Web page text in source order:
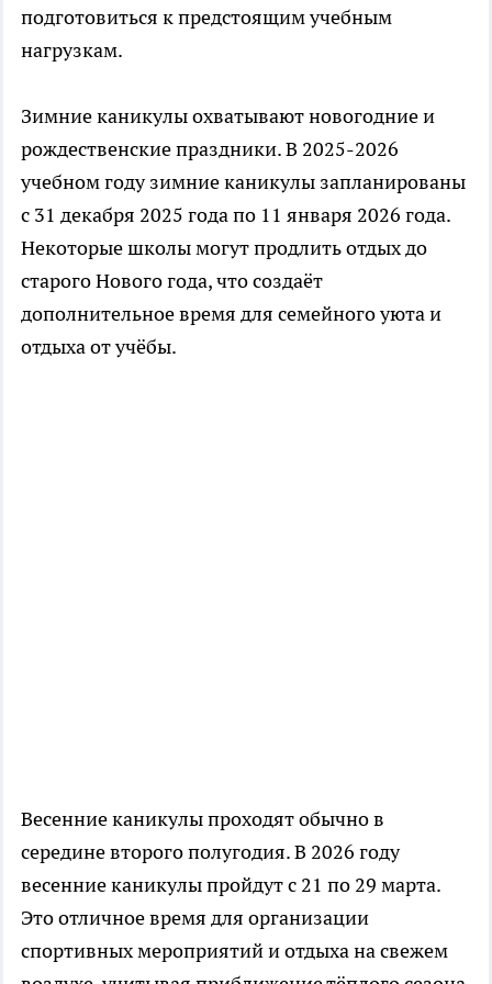
подготовиться к предстоящим учебным
нагрузкам.
Зимние каникулы охватывают новогодние и
рождественские праздники. В 2025-2026
учебном году зимние каникулы запланированы
с 31 декабря 2025 года по 11 января 2026 года.
Некоторые школы могут продлить отдых до
старого Нового года, что создаёт
дополнительное время для семейного уюта и
отдыха от учёбы.
Весенние каникулы проходят обычно в
середине второго полугодия. В 2026 году
весенние каникулы пройдут с 21 по 29 марта.
Это отличное время для организации
спортивных мероприятий и отдыха на свежем